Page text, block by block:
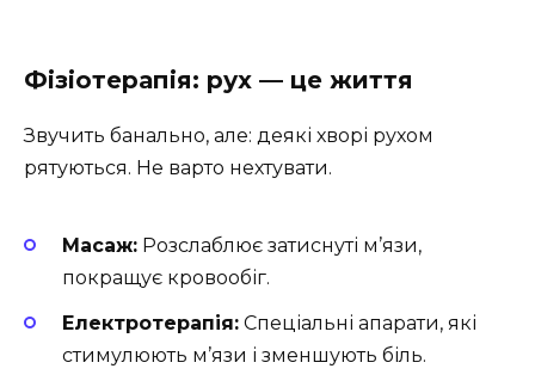
Фізіотерапія: рух — це життя
Звучить банально, але: деякі хворі рухом
рятуються. Не варто нехтувати.
Масаж: Розслаблює затиснуті м’язи,
покращує кровообіг.
Електротерапія: Спеціальні апарати, які
стимулюють м’язи і зменшують біль.